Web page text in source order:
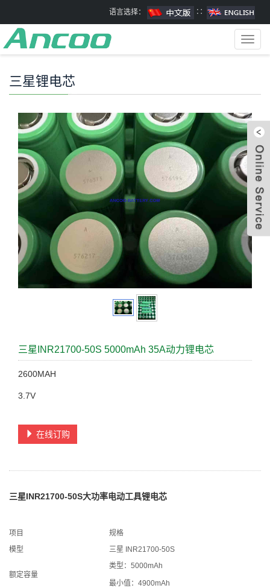
语言选择： ∷
三星锂电芯
三星INR21700-50S 5000mAh 35A动力锂电芯
2600MAH
3.7V
在线订购
三星INR21700-50S大功率电动工具锂电芯
项目
规格
模型
三星 INR21700-50S
额定容量
类型：5000mAh
最小值：4900mAh